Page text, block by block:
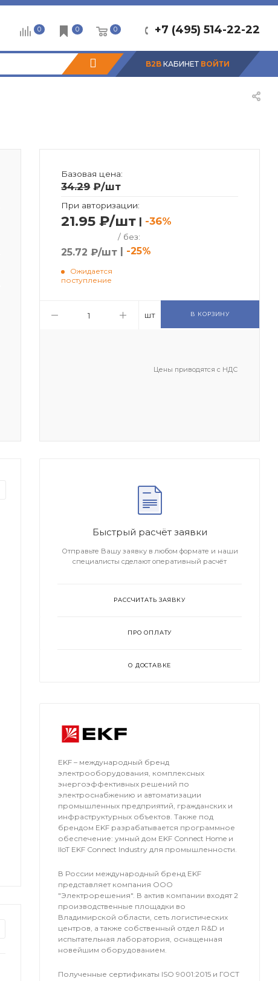
+7 (495) 514-22-22
0 0 0
B2B КАБИНЕТ ВОЙТИ
Базовая цена:
34.29₽/шт
При авторизации:
21.95 ₽/шт | -36%
/ без:
25.72 ₽/шт | -25%
Ожидается
поступление
шт В КОРЗИНУ
Цены приводятся с НДС
Быстрый расчёт заявки
Отправьте Вашу заявку в любом формате и наши
специалисты сделают оперативный расчёт
РАССЧИТАТЬ ЗАЯВКУ
ПРО ОПЛАТУ
О ДОСТАВКЕ
EKF – международный бренд
электрооборудования, комплексных
энергоэффективных решений по
электроснабжению и автоматизации
промышленных предприятий, гражданских и
инфраструктурных объектов. Также под
брендом EKF разрабатывается программное
обеспечение: умный дом EKF Connect Home и
IIoT EKF Connect Industry для промышленности.
В России международный бренд EKF
представляет компания OOO
"Электрорешения". В актив компании входят 2
производственные площадки во
Владимирской области, сеть логистических
центров, а также собственный отдел R&D и
испытательная лаборатория, оснащенная
новейшим оборудованием.
Полученные сертификаты ISO 9001:2015 и ГОСТ